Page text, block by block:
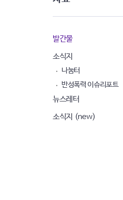
발간물
소식지
나눔터
반성폭력 이슈리포트
뉴스레터
소식지 (new)